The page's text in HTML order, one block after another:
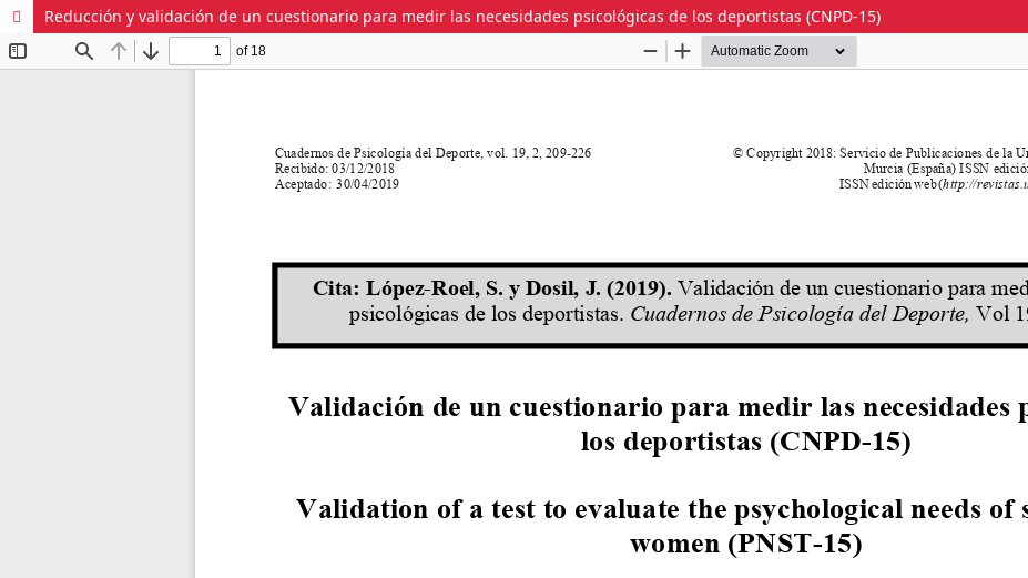
Reducción y validación de un cuestionario para medir las necesidades psicológicas de los deportistas (CNPD-15)